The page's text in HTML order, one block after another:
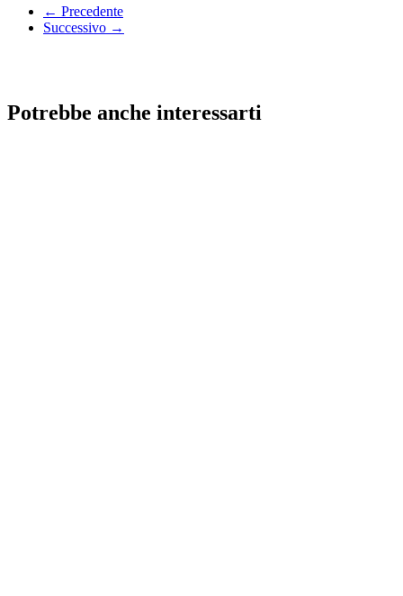
← Precedente
Successivo →
Potrebbe anche interessarti